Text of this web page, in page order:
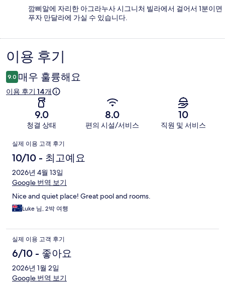
깜삐알에 자리한 아그라누사 시그니처 빌라에서 걸어서 1분이면
푸자 만달라에 가실 수 있습니다.
이
용
후
이용 후기
9.0 매우 훌륭해요
이용 후기 14개
9.0
청결 상태
8.0
편의 시설/서비스
10
직원 및 서비스
이
용
후
기
실제 이용 고객 후기
10/10 - 최고예요
2026년 4월 13일
Google 번역 보기
Nice and quiet place! Great pool and rooms.
Luke 님, 2박 여행
실제 이용 고객 후기
6/10 - 좋아요
2026년 1월 2일
Google 번역 보기